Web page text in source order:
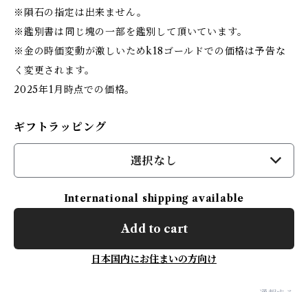
※隕石の指定は出来ません。
※鑑別書は同じ塊の一部を鑑別して頂いています。
※金の時価変動が激しいためk18ゴールドでの価格は予告な
く変更されます。
2025年1月時点での価格。
ギフトラッピング
選択なし
International shipping available
Add to cart
日本国内にお住まいの方向け